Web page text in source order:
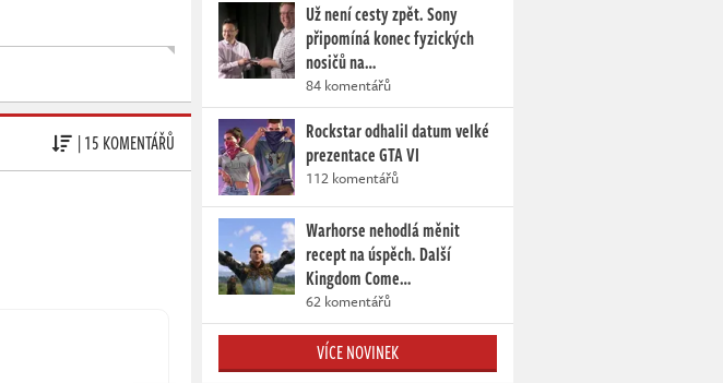
| 15 KOMENTÁŘŮ
Už není cesty zpět. Sony
připomíná konec fyzických
nosičů na…
84 komentářů
Rockstar odhalil datum velké
prezentace GTA VI
112 komentářů
Warhorse nehodlá měnit
recept na úspěch. Další
Kingdom Come…
62 komentářů
VÍCE NOVINEK